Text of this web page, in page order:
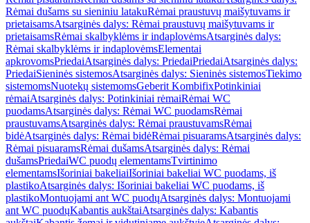
Rėmai dušams su sieniniu latakuRėmai praustuvų maišytuvams ir
prietaisamsAtsarginės dalys: Rėmai praustuvų maišytuvams ir
prietaisamsRėmai skalbyklėms ir indaplovėmsAtsarginės dalys:
Rėmai skalbyklėms ir indaplovėmsElementai
apkrovomsPriedaiAtsarginės dalys: PriedaiPriedaiAtsarginės dalys:
PriedaiSieninės sistemosAtsarginės dalys: Sieninės sistemosTiekimo
sistemomsNuotekų sistemomsGeberit KombifixPotinkiniai
rėmaiAtsarginės dalys: Potinkiniai rėmaiRėmai WC
puodamsAtsarginės dalys: Rėmai WC puodamsRėmai
praustuvamsAtsarginės dalys: Rėmai praustuvamsRėmai
bidėAtsarginės dalys: Rėmai bidėRėmai pisuaramsAtsarginės dalys:
Rėmai pisuaramsRėmai dušamsAtsarginės dalys: Rėmai
dušamsPriedaiWC puodų elementamsTvirtinimo
elementamsIšoriniai bakeliaiIšoriniai bakeliai WC puodams, iš
plastikoAtsarginės dalys: Išoriniai bakeliai WC puodams, iš
plastikoMontuojami ant WC puodųAtsarginės dalys: Montuojami
ant WC puodųKabantis aukštaiAtsarginės dalys: Kabantis